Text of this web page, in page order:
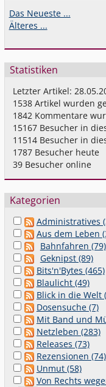
Das Neueste ...
Älteres ...
Statistiken
Letzter Artikel:
1538 Artikel wurden
1842 Kommentare
15167 Besucher in
11514 Besucher in
1787 Besucher heute
39 Besucher online
Kategorien
Administratives
Aus dem Leben
Bahnfahren (79)
Geknipst (89)
Bits'n'Bytes (465)
Blaulicht (49)
Blick in die Welt
Dosensuche (7)
Mit Band und
Netzleben (283)
Releases (73)
Rezensionen (74)
Unmut (58)
Von Rechts